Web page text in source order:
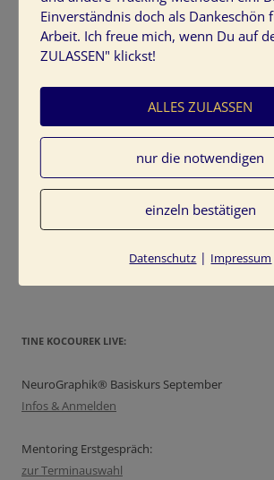
HIER SCHREIBT TINE KOCOUREK
Mit Kreativitäts-Prozessen und
Menschen auf ihrem Weg in die persönliche
und Bewegung gehen wir gemeinsam auf die
TINE KOCOUREK LIVE:
NeuroGraphik® Basiskurs September
Infos & Anmelden
Mentoring Erstgespräch:
zur Terminauswahl
Einverständnis doch als Dankeschön
Arbeit. Ich freue mich, wenn Du auf
ZULASSEN" klickst!
ALLES ZULASSEN
nur die notwendigen
einzeln bestätigen
Datenschutz | Impressum